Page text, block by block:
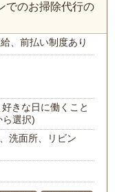
でのお掃除代行の
、前払い制度あり
きな日に働くこと
ら選択)
洗面所、リビン